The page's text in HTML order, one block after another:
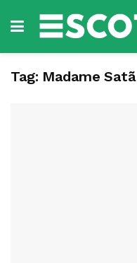
Tag: Madame Satã